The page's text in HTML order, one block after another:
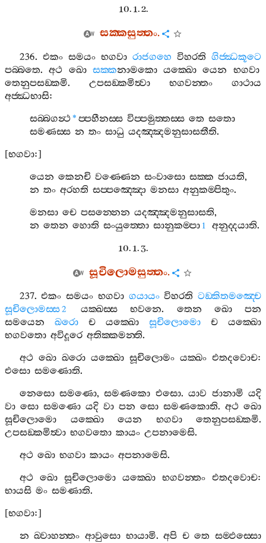
10. 1. 2.
සක‍්කසුත‍්තං.
236. එකං සමයං භගවා රාජගහෙ විහරති ගිජ‍්ඣකූටෙ
පබ‍්බතෙ.අථ ඛො සක‍්කනාමකො යක‍්ඛො යෙන
භගවා
තෙනුපසඞ‍්කමි. උපසඞ‍්කමිත්‍වා භගවන‍්තං
ගාථාය
අජ‍්ඣභාසි:
සබ‍්බගන්‍ථ* ප‍්පහීනස‍්ස විප‍්පමුත‍්තස‍්ස තෙ සතො
සමණස‍්ස න තං සාධු යදඤ‍්ඤමනුසාසතීති.
[භගවා:]
යෙන කෙනචි වණ‍්ණෙන සංවාසො සක‍්ක ජායති,
න තං අරහති සප‍්පඤ‍්ඤො මනසා අනුකම‍්පිතුං.
මනසා චෙ පසන‍්නෙන යදඤ‍්ඤමනුසාසති,
න තෙන හොති සංයුත‍්තො සානුකම‍්පා 1 අනුද‍්දයාති.
10. 1. 3.
සූචිලොමසුත‍්තං.
237.එකං සමයං භගවා ගයායං විහරති ටඞ‍්කිතමඤ‍්චෙ
සූචිලොමස‍්ස2 යක‍්ඛස‍්ස භවනෙ. තෙන ඛො
පන
සමයෙන
ඛරො ච යක‍්ඛො සූචිලොමො ච
යක‍්ඛො
භගවතො අවිදූරෙ අතික‍්කමන‍්ති.
අථ ඛො ඛරො යක‍්ඛො සූචිලොමං යක‍්ඛං එතදවොච:
එසො සමණොති.
නෙසො සමණො,සමණකො එසො.යාව ජානාමි යදි
වා සො සමණො යදි වා පන සො සමණකොති. අථ ඛො
සූචිලොමො
යක‍්ඛො යෙන භගවා තෙනුපසඞ‍්කමි.
උපසඞ‍්කමිත්‍වා භගවතො කායං උපනාමෙසි.
අථ ඛො භගවා කායං අපනාමෙසි.
අථ ඛො සූචිලොමො යක‍්ඛො භගවන‍්තං එතදවොච:
භායසි මං සමණාති.
[භගවා:]
න ඛ‍්වාහන‍්තං ආවුසො භායාමි.අපි ච තෙ සම‍්ඵස‍්සො